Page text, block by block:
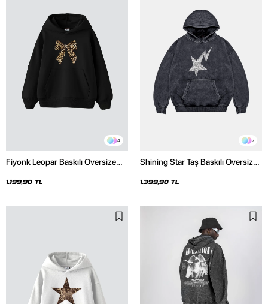
4
Fiyonk Leopar Baskılı Oversize
1.199,90 TL
7
Shining Star Taş Baskılı Oversize
Hoodie
1.399,90 TL